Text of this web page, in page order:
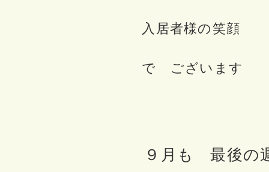
入居者様の笑顔
で ございます
９月も 最後の